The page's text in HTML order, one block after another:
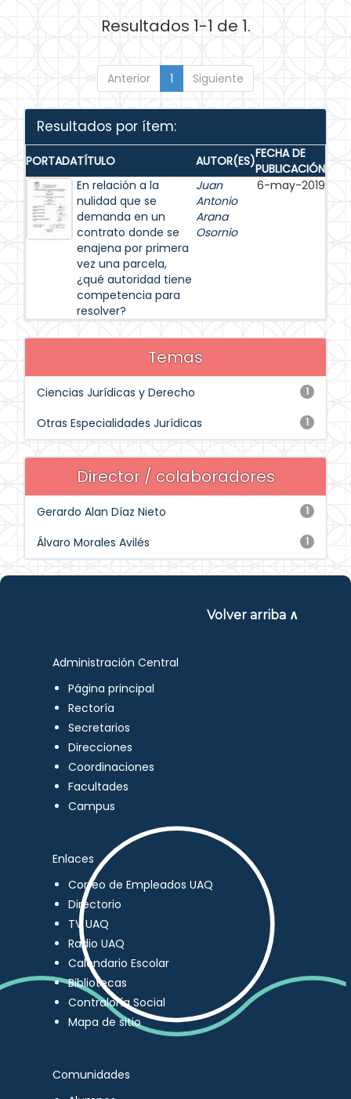
Resultados 1-1 de 1.
Anterior 1 Siguiente
Resultados por ítem:
PORTADATÍTULO AUTOR(ES)FECHA DE
PUBLICACIÓN
En relación a la
nulidad que se
demanda en un
contrato donde se
enajena por primera
vez una parcela,
¿qué autoridad tiene
competencia para
resolver?
Juan
Antonio
Arana
Osornio
6-may-2019
Temas
1
Ciencias Jurídicas y Derecho
1
Otras Especialidades Jurídicas
Director / colaboradores
1
Gerardo Alan Díaz Nieto
1
Álvaro Morales Avilés
Volver arriba ∧
Administración Central
Página principal
Rectoría
Secretarios
Direcciones
Coordinaciones
Facultades
Campus
Enlaces
Correo de Empleados UAQ
Directorio
TV UAQ
Radio UAQ
Calendario Escolar
Bibliotecas
Contraloría Social
Mapa de sitio
Comunidades